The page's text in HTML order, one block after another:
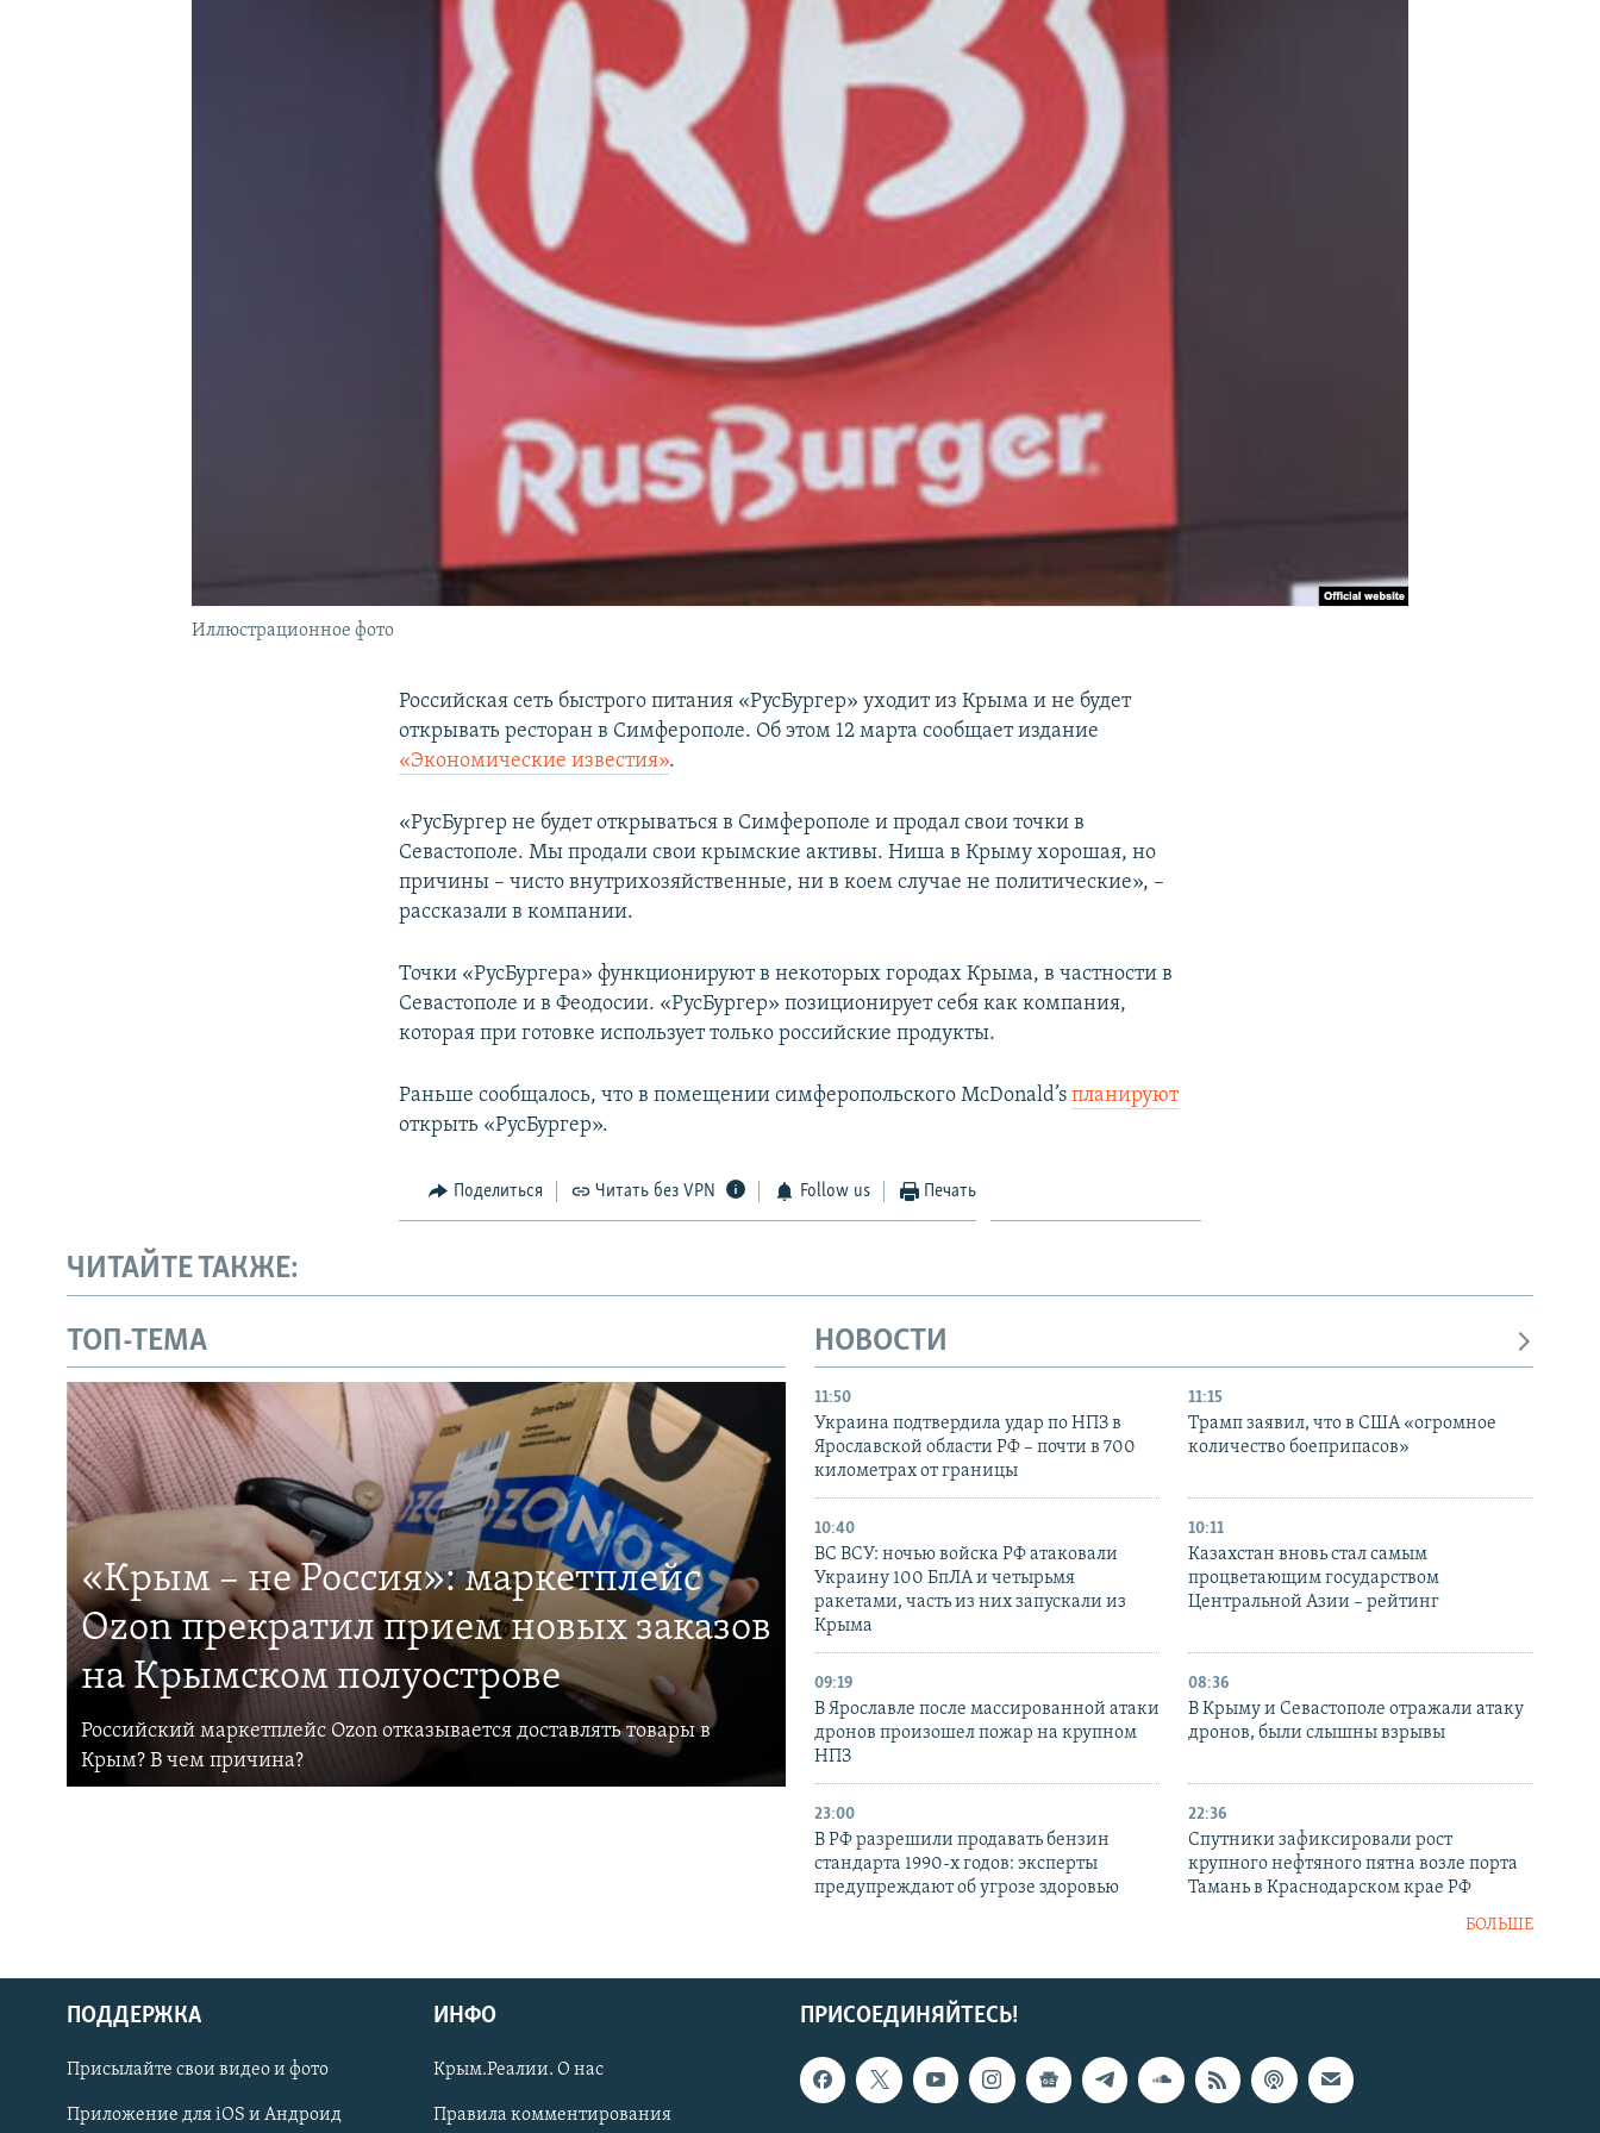
Українською
Qırımtatar
Иллюстрационное фото
Российская сеть быстрого питания «РусБургер» уходит из Крыма и не будет
открывать ресторан в Симферополе. Об этом 12 марта сообщает издание
«Экономические известия».
«РусБургер не будет открываться в Симферополе и продал свои точки в
Севастополе. Мы продали свои крымские активы. Ниша в Крыму хорошая, но
причины – чисто внутрихозяйственные, ни в коем случае не политические», –
рассказали в компании.
Точки «РусБургера» функционируют в некоторых городах Крыма, в частности в
Севастополе и в Феодосии. «РусБургер» позиционирует себя как компания,
которая при готовке использует только российские продукты.
Раньше сообщалось, что в помещении симферопольского McDonald’sпланируют
открыть «РусБургер».
Поделиться Читать без VPN Follow us Печать
ЧИТАЙТЕ ТАКЖЕ:
ТОП-ТЕМА
«Крым – не Россия»: маркетплейс
Ozon прекратил прием новых заказов
на Крымском полуострове
Российский маркетплейс Ozon отказывается доставлять товары в
Крым? В чем причина?
НОВОСТИ
11:50
Украина подтвердила удар по НПЗ в
Ярославской области РФ – почти в 700
километрах от границы
11:15
Трамп заявил, что в США «огромное
количество боеприпасов»
10:40
ВС ВСУ: ночью войска РФ атаковали
Украину 100 БпЛА и четырьмя
ракетами, часть из них запускали из
Крыма
10:11
Казахстан вновь стал самым
процветающим государством
Центральной Азии – рейтинг
09:19
В Ярославле после массированной атаки
дронов произошел пожар на крупном
НПЗ
08:36
В Крыму и Севастополе отражали атаку
дронов, были слышны взрывы
23:00
В РФ разрешили продавать бензин
стандарта 1990-х годов: эксперты
предупреждают об угрозе здоровью
22:36
Спутники зафиксировали рост
крупного нефтяного пятна возле порта
Тамань в Краснодарском крае РФ
БОЛЬШЕ
ПРИСОЕДИНЯЙТЕСЬ!
ПОДДЕРЖКА
Присылайте свои видео и фото
Приложение для iOS и Андроид
ИНФО
Крым.Реалии. О нас
Правила комментирования